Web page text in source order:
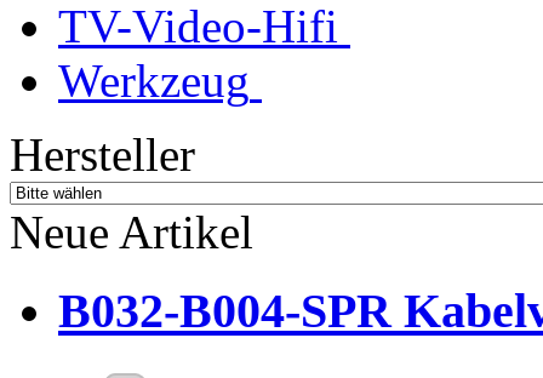
TV-Video-Hifi
Werkzeug
Hersteller
Neue Artikel
B032-B004-SPR